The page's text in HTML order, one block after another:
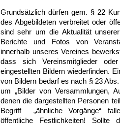
Grundsätzlich dürfen gem. § 22
des Abgebildeten verbreitet oder
sind sehr um die Aktualität
Berichte und Fotos von
innerhalb unseres Vereines
dass sich Vereinsmitglieder
eingestellten Bildern wiederfinden.
von Bildern bedarf es nach § 23
um „Bilder von Versammlungen,
denen die dargestellten Personen
Begriff „ähnliche Vorgänge“
öffentliche Festlichkeiten! Sollte